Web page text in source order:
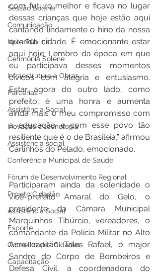
Sessão Solene
Comunicação
Nota Pública
Cerimônia Solene
Infraestrutura e Obras
Parcerias
Assistência Social
Inovação e tecnologia
Assistência social
Conferência Municipal de Saúde
Fórum de Desenvolvimento Regional
Projeto Cidadão
Assistência Social
Esporte
Conselho das Cidades
Capacitação
com futuro melhor e ficava no lugar
dessas crianças que hoje estão aqui
cantando lindamente o hino da nossa
querida cidade. É emocionante estar
aqui hoje. Lembro da época em que
eu participava desses momentos
cívicos com alegria e entusiasmo.
Estar agora do outro lado, como
prefeito, é uma honra e aumenta
ainda mais o meu compromisso com
a educação e com esse povo tão
resiliente que é o de Brasileia,” afirmou
Carlinhos do Pelado, emocionado.
Participaram ainda da solenidade o
vice-prefeito Amaral do Gelo, o
presidente da Câmara Municipal
Marquinhos Tibúrcio, vereadores, o
comandante da Polícia Militar no Alto
Acre capitão Tales Rafael, o major
Sandro do Corpo de Bombeiros e
Defesa Civil, a coordenadora do